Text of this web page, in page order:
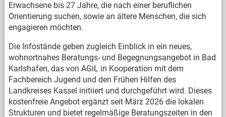
Erwachsene bis 27 Jahre, die nach einer beruflichen
Orientierung suchen, sowie an ältere Menschen, die sich
engagieren möchten.
Die Infostände geben zugleich Einblick in ein neues,
wohnortnahes Beratungs- und Begegnungsangebot in Bad
Karlshafen, das von AGiL in Kooperation mit dem
Fachbereich Jugend und den Frühen Hilfen des
Landkreises Kassel initiiert und durchgeführt wird. Dieses
kostenfreie Angebot ergänzt seit März 2026 die lokalen
Strukturen und bietet regelmäßige Beratungszeiten in den